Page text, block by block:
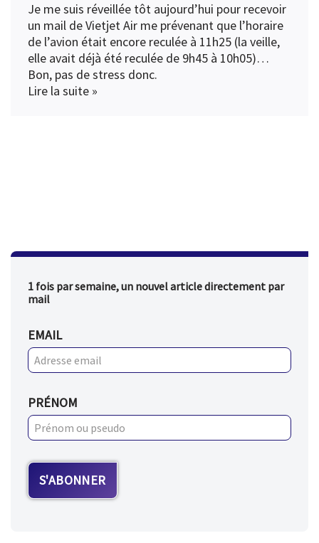
Je me suis réveillée tôt aujourd’hui pour recevoir
un mail de Vietjet Air me prévenant que l’horaire
de l’avion était encore reculée à 11h25 (la veille,
elle avait déjà été reculée de 9h45 à 10h05)…
Bon, pas de stress donc.
Lire la suite »
1 fois par semaine, un nouvel article directement par
mail
EMAIL
PRÉNOM